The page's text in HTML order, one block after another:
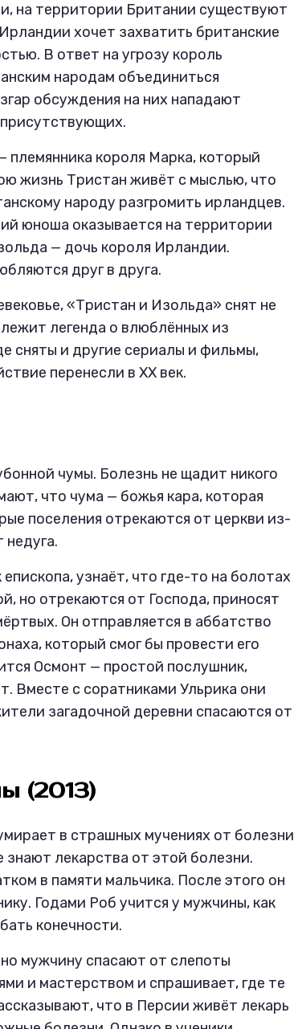
на территории Британии существуют
хочет захватить британские
В ответ на угрозу король
народам объединиться
обсуждения на них нападают
племянника короля Марка, который
жизнь Тристан живёт с мыслью, что
народу разгромить ирландцев.
юноша оказывается на территории
— дочь короля Ирландии.
друг в друга.
«Тристан и Изольда» снят не
легенда о влюблённых из
сняты и другие сериалы и фильмы,
перенесли в XX век.
чумы. Болезнь не щадит никого
что чума — божья кара, которая
поселения отрекаются от церкви из-
узнаёт, что где-то на болотах
но отрекаются от Господа, приносят
Он отправляется в аббатство
который смог бы провести его
Осмонт — простой послушник,
Вместе с соратниками Ульрика они
загадочной деревни спасаются от
(2013)
в страшных мучениях от болезни
знают лекарства от этой болезни.
в памяти мальчика. После этого он
Годами Роб учится у мужчины, как
конечности.
мужчину спасают от слепоты
и мастерством и спрашивает, где те
что в Персии живёт лекарь